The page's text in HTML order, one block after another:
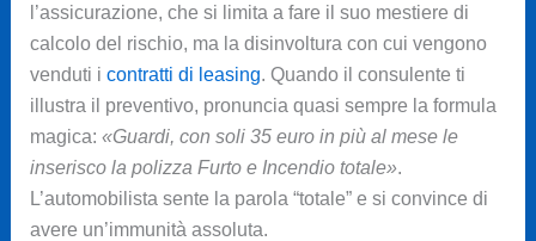
l’assicurazione, che si limita a fare il suo mestiere di
calcolo del rischio, ma la disinvoltura con cui vengono
venduti i contratti di leasing. Quando il consulente ti
illustra il preventivo, pronuncia quasi sempre la formula
magica: «Guardi, con soli 35 euro in più al mese le
inserisco la polizza Furto e Incendio totale».
L’automobilista sente la parola “totale” e si convince di
avere un’immunità assoluta.